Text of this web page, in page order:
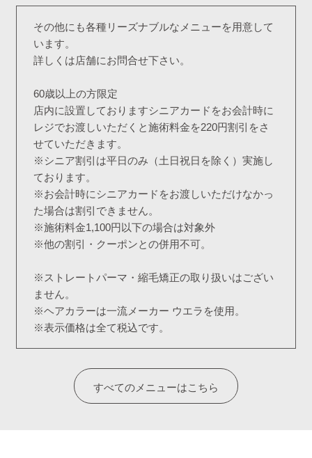
その他にも各種リーズナブルなメニューを用意して
います。
詳しくは店舗にお問合せ下さい。
60歳以上の方限定
店内に設置しておりますシニアカードをお会計時に
レジでお渡しいただくと施術料金を220円割引をさ
せていただきます。
※シニア割引は平日のみ（土日祝日を除く）実施し
ております。
※お会計時にシニアカードをお渡しいただけなかっ
た場合は割引できません。
※施術料金1,100円以下の場合は対象外
※他の割引・クーポンとの併用不可。
※ストレートパーマ・縮毛矯正の取り扱いはござい
ません。
※ヘアカラーは一流メーカー ウエラを使用。
※表示価格は全て税込です。
すべてのメニューはこちら